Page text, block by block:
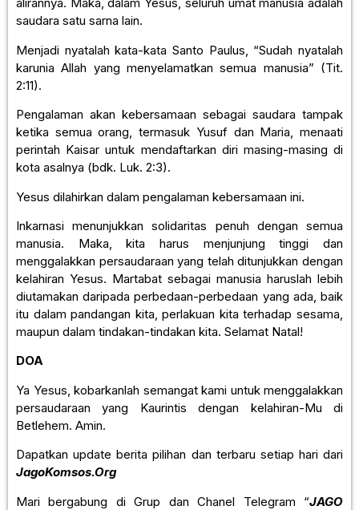
alirannya. Maka, dalam Yesus, seluruh umat manusia adalah
saudara satu sarna lain.
Menjadi nyatalah kata-kata Santo Paulus, “Sudah nyatalah
karunia Allah yang menyelamatkan semua manusia” (Tit.
2:11).
Pengalaman akan kebersamaan sebagai saudara tampak
ketika semua orang, termasuk Yusuf dan Maria, menaati
perintah Kaisar untuk mendaftarkan diri masing-masing di
kota asalnya (bdk. Luk. 2:3).
Yesus dilahirkan dalam pengalaman kebersamaan ini.
Inkarnasi menunjukkan solidaritas penuh dengan semua
manusia. Maka, kita harus menjunjung tinggi dan
menggalakkan persaudaraan yang telah ditunjukkan dengan
kelahiran Yesus. Martabat sebagai manusia haruslah lebih
diutamakan daripada perbedaan-perbedaan yang ada, baik
itu dalam pandangan kita, perlakuan kita terhadap sesama,
maupun dalam tindakan-tindakan kita. Selamat Natal!
DOA
Ya Yesus, kobarkanlah semangat kami untuk menggalakkan
persaudaraan yang Kaurintis dengan kelahiran-Mu di
Betlehem. Amin.
Dapatkan update berita pilihan dan terbaru setiap hari dari
JagoKomsos.Org
Mari bergabung di Grup dan Chanel Telegram “JAGO